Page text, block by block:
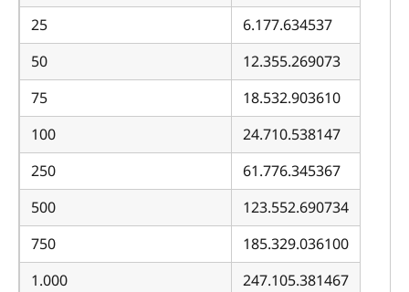
25
6.177.634537
50
12.355.269073
75
18.532.903610
100
24.710.538147
250
61.776.345367
500
123.552.690734
750
185.329.036100
1.000
247.105.381467